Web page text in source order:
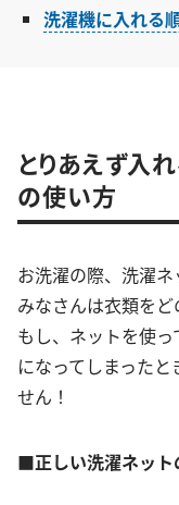
洗濯機に入れる
とりあえず入
の使い方
お洗濯の際、洗濯ネ
みなさんは衣類を
もし、ネットを使
になってしまった
せん！
■正しい洗濯ネット